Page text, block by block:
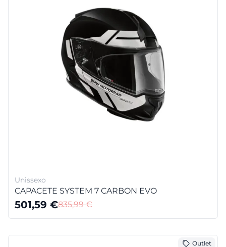
Unissexo
CAPACETE SYSTEM 7 CARBON EVO
501,59 €835,99€
Outlet